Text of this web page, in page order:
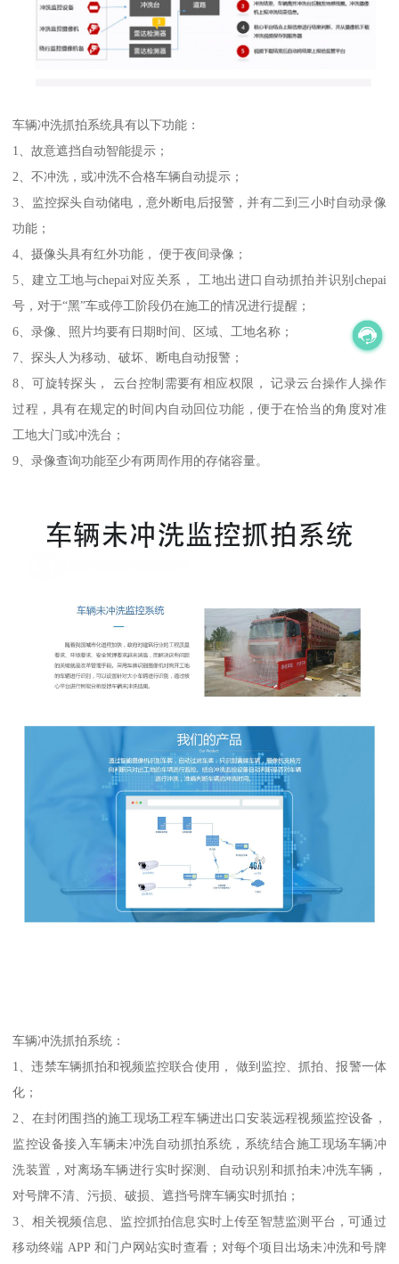
车辆冲洗抓拍系统具有以下功能：
1、故意遮挡自动智能提示；
2、不冲洗，或冲洗不合格车辆自动提示；
3、监控探头自动储电，意外断电后报警，并有二到三小时自动录像
功能；
4、摄像头具有红外功能， 便于夜间录像；
5、建立工地与chepai对应关系， 工地出进口自动抓拍并识别chepai
号，对于“黑”车或停工阶段仍在施工的情况进行提醒；
6、录像、照片均要有日期时间、区域、工地名称；
7、探头人为移动、破坏、断电自动报警；
8、可旋转探头， 云台控制需要有相应权限， 记录云台操作人操作
过程，具有在规定的时间内自动回位功能，便于在恰当的角度对准
工地大门或冲洗台；
9、录像查询功能至少有两周作用的存储容量。
车辆冲洗抓拍系统：
1、违禁车辆抓拍和视频监控联合使用， 做到监控、抓拍、报警一体
化；
2、在封闭围挡的施工现场工程车辆进出口安装远程视频监控设备，
监控设备接入车辆未冲洗自动抓拍系统，系统结合施工现场车辆冲
洗装置，对离场车辆进行实时探测、自动识别和抓拍未冲洗车辆，
对号牌不清、污损、破损、遮挡号牌车辆实时抓拍；
3、相关视频信息、监控抓拍信息实时上传至智慧监测平台，可通过
移动终端 APP 和门户网站实时查看；对每个项目出场未冲洗和号牌